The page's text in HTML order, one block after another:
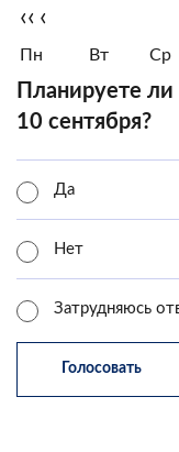
‹‹ ‹
Пн Вт Ср
Планируете ли
10 сентября?
Да
Нет
Затрудняюсь